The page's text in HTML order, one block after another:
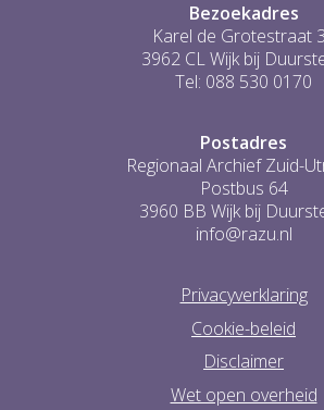
Bezoekadres
Karel de Grotestraat
3962 CL Wijk bij
Tel: 088 530 0170
Postadres
Regionaal Archief Zuid-
Postbus 64
3960 BB Wijk bij
info@razu.nl
Privacyverklaring
Cookie-beleid
Disclaimer
Wet open overheid